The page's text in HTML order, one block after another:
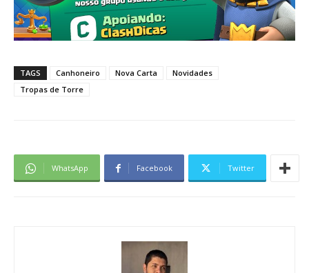
TAGS Canhoneiro Nova Carta
Novidades
Tropas de Torre
WhatsApp Facebook Twitter